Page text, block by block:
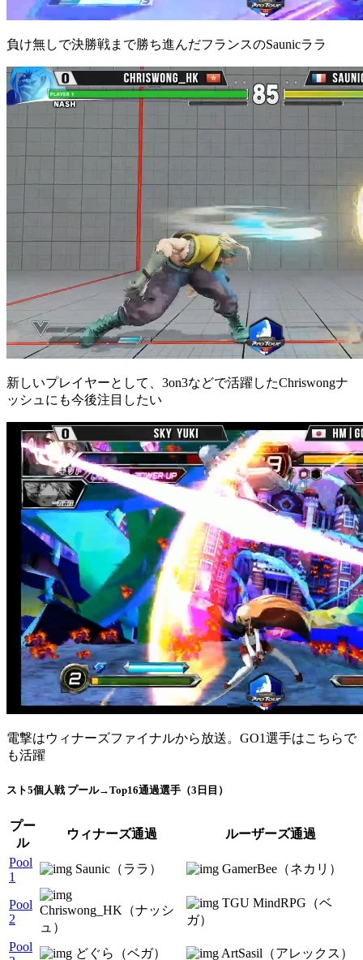
負け無しで決勝戦まで勝ち進んだフランスのSaunicララ
新しいプレイヤーとして、3on3などで活躍したChriswongナ
ッシュにも今後注目したい
電撃はウィナーズファイナルから放送。GO1選手はこちらで
も活躍
スト5個人戦 プール→Top16通過選手（3日目）
プー
ル
ウィナーズ通過 ルーザーズ通過
Pool
1
Saunic（ララ） GamerBee（ネカリ）
Pool
2
Chriswong_HK（ナッシ
ュ）
TGU MindRPG（ベ
ガ）
Pool
どぐら（ベガ） ArtSasil（アレックス）